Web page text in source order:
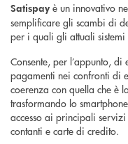
Satispay è un innovativo
semplificare gli scambi di
per i quali gli attuali
Consente, per l’appunto,
pagamenti nei confronti di
coerenza con quella che è
trasformando lo
accesso ai principali
contanti e carte di credito.